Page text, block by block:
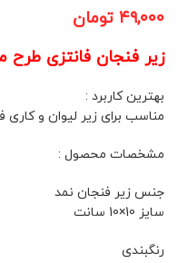
۴۹,۰۰۰ تومان
زیر فنجان فانتزی طرح
بهترین کاربرد :
مناسب برای زیر لیوان و کاری
مشخصات محصول :
جنس زیر فنجان نمد
سایز 10×10 سانت
رنگبندی